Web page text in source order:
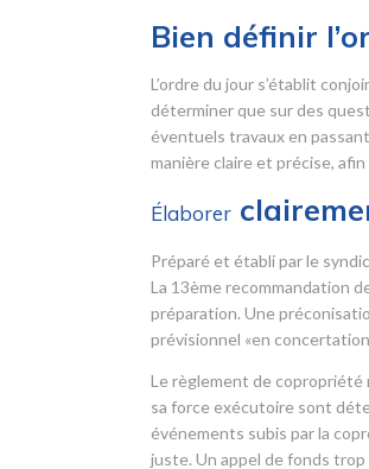
Bien définir
L’ordre du jour s’établit
déterminer que sur des
éventuels travaux en
manière claire et précise,
Élaborer
Préparé et établi par le
La 13ème recommandation
préparation. Une
prévisionnel «en
Le règlement de
sa force exécutoire sont
événements subis par la
juste. Un appel de fonds